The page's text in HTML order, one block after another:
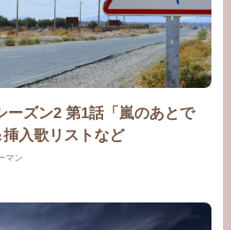
ーズン2 第1話「嵐のあとで
挿入歌リストなど
マン